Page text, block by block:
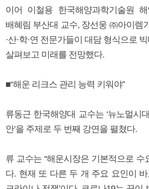
이어 이철용 한국해양과학기술원 해
배혜림 부산대 교수, 장선웅 ㈜아이렘
·산·학·연 전문가들이 대담 형식으로
살펴보고 미래를 전망했다.
■“해운 리크스 관리 능력 키워야”
류동근 한국해양대 교수는 ‘뉴노멀시
안’을 주제로 두 번째 강연을 펼쳤다.
류 교수는 “해운시장은 기본적으로 수
다. 현재 또 다른 두 개 주요 요인이 바